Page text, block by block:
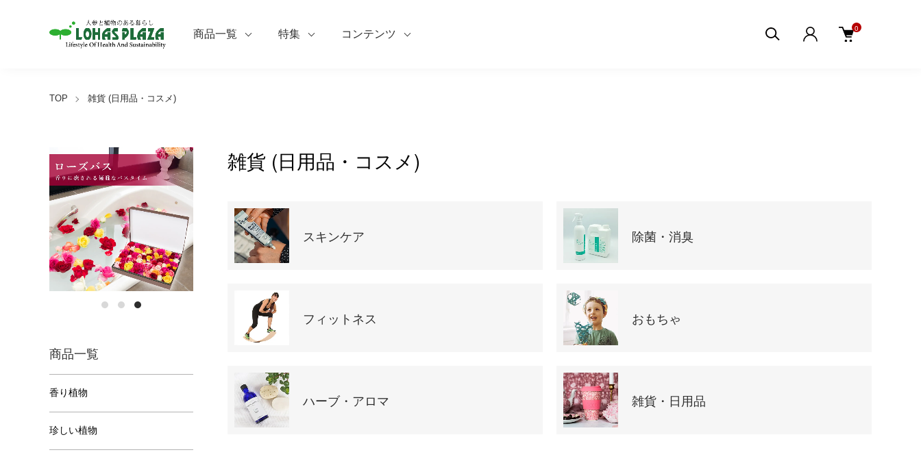
商品一覧 特集 コンテンツ
0
TOP 雑貨 (日用品・コスメ)
雑貨 (日用品・コスメ)
スキンケア 除菌・消臭
フィットネス おもちゃ
ハーブ・アロマ 雑貨・日用品
商品一覧
香り植物
珍しい植物